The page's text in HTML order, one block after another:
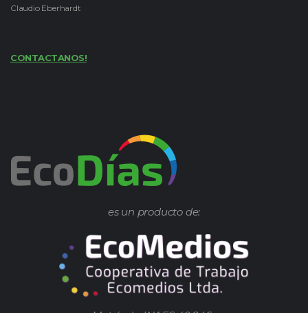
Claudio Eberhardt
CONTACTANOS!
es un producto de: